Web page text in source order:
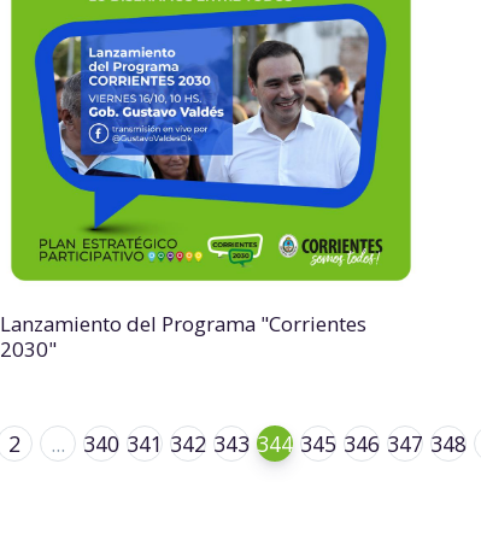
Lanzamiento del Programa "Corrientes
2030"
2 ... 340 341 342 343 344 345 346 347 348